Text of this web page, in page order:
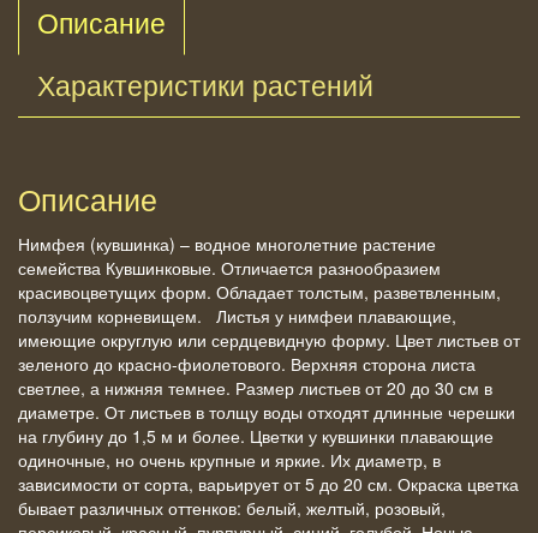
Описание
Характеристики растений
Описание
Нимфея (кувшинка) – водное многолетние растение
семейства Кувшинковые. Отличается разнообразием
красивоцветущих форм. Обладает толстым, разветвленным,
ползучим корневищем. Листья у нимфеи плавающие,
имеющие округлую или сердцевидную форму. Цвет листьев от
зеленого до красно-фиолетового. Верхняя сторона листа
светлее, а нижняя темнее. Размер листьев от 20 до 30 см в
диаметре. От листьев в толщу воды отходят длинные черешки
на глубину до 1,5 м и более. Цветки у кувшинки плавающие
одиночные, но очень крупные и яркие. Их диаметр, в
зависимости от сорта, варьирует от 5 до 20 см. Окраска цветка
бывает различных оттенков: белый, желтый, розовый,